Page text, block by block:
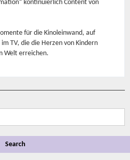
kontinuierlich Content von
für die Kinoleinwand, auf
TV, die die Herzen von Kindern
Welt erreichen.
Search